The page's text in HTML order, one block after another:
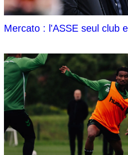
Mercato : l'ASSE seul club